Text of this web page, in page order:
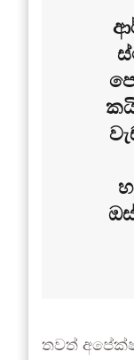
තවත්